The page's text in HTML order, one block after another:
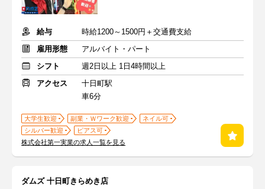
給与
時給1200～1500円＋交通費支給
雇用形態
アルバイト・パート
シフト
週2日以上 1日4時間以上
アクセス
十日町駅
車6分
大学生歓迎 副業・Ｗワーク歓迎
ネイル可
シルバー歓迎
ピアス可
株式会社第一実業の求人一覧を見る
ダムズ 十日町きらめき店